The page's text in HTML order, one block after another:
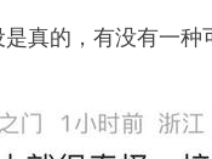
真的，有没有一